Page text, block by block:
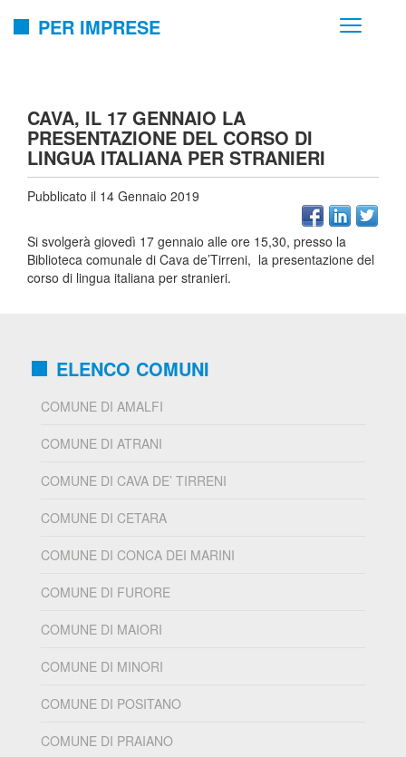
PER IMPRESE
CAVA, IL 17 GENNAIO LA
PRESENTAZIONE DEL CORSO DI
LINGUA ITALIANA PER STRANIERI
Pubblicato il 14 Gennaio 2019
Si svolgerà giovedì 17 gennaio alle ore 15,30, presso la
Biblioteca comunale di Cava de’Tirreni, la presentazione del
corso di lingua italiana per stranieri.
ELENCO COMUNI
COMUNE DI AMALFI
COMUNE DI ATRANI
COMUNE DI CAVA DE’ TIRRENI
COMUNE DI CETARA
COMUNE DI CONCA DEI MARINI
COMUNE DI FURORE
COMUNE DI MAIORI
COMUNE DI MINORI
COMUNE DI POSITANO
COMUNE DI PRAIANO